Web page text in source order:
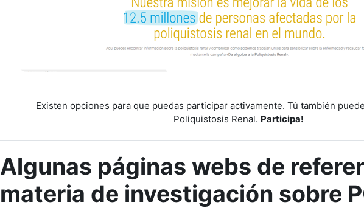
Existen opciones para que puedas participar activamente. Tú también
Poliquistosis Renal. Participa!
Algunas páginas webs de
materia de investigación sobre